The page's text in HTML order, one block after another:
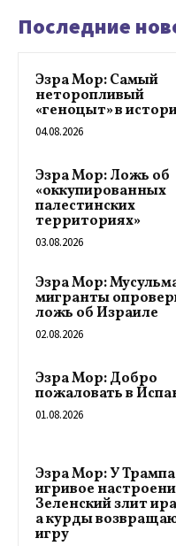
Последние
Эзра Мор: Самый
неторопливый
«геноцыт» в
04.08.2026
Эзра Мор: Ложь об
«оккупированных
палестинских
территориях»
03.08.2026
Эзра Мор:
мигранты
ложь об Израиле
02.08.2026
Эзра Мор: Добро
пожаловать в
01.08.2026
Эзра Мор: У Трампа
игривое
Зеленский злит
а курды
игру